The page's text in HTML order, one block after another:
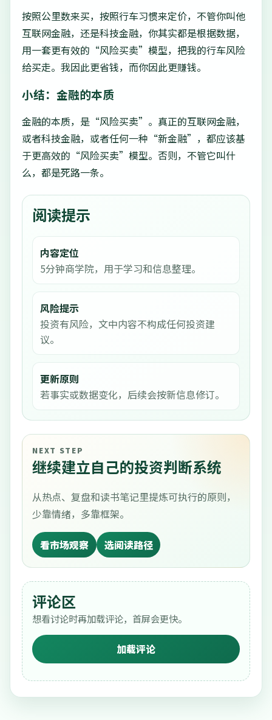
按照公里数来买，按照行车习惯来定价，不管你叫他
互联网金融，还是科技金融，你其实都是根据数据，
用一套更有效的“风险买卖”模型，把我的行车风险
给买走。我因此更省钱，而你因此更赚钱。
小结：金融的本质
金融的本质，是“风险买卖”。真正的互联网金融，
或者科技金融，或者任何一种“新金融”，都应该基
于更高效的“风险买卖”模型。否则，不管它叫什
么，都是死路一条。
阅读提示
内容定位
5分钟商学院，用于学习和信息整理。
风险提示
投资有风险，文中内容不构成任何投资建
议。
更新原则
若事实或数据变化，后续会按新信息修订。
NEXT STEP
继续建立自己的投资判断系统
从热点、复盘和读书笔记里提炼可执行的原则，
少靠情绪，多靠框架。
看市场观察 选阅读路径
评论区
想看讨论时再加载评论，首屏会更快。
加载评论